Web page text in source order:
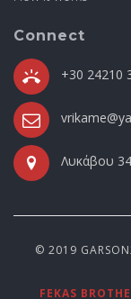
Connect
+30 24210
Λυκάβου
© 2019
FEKAS